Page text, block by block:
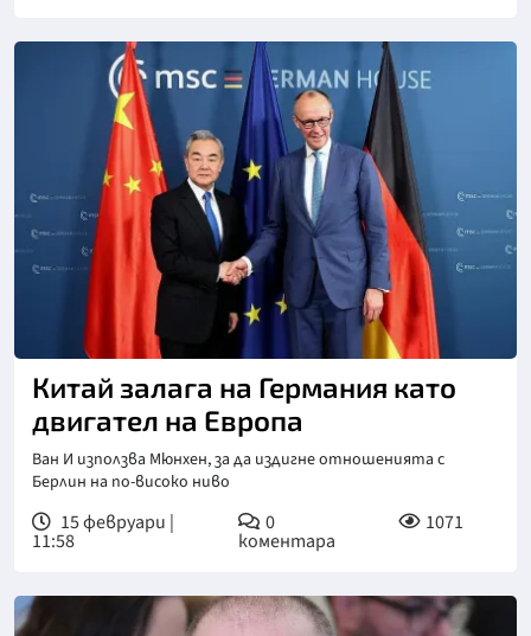
Снимка: Синхуа
Китай залага на Германия като
двигател на Европа
Ван И използва Мюнхен, за да издигне отношенията с
Берлин на по-високо ниво
15 февруари |
11:58
0
коментара
1071